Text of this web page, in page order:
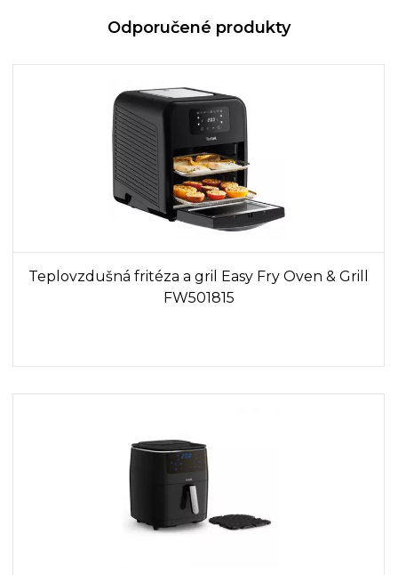
Odporučené produkty
Teplovzdušná fritéza a gril Easy Fry Oven & Grill
FW501815